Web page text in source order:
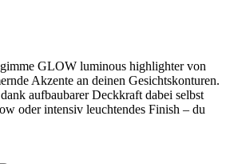
GLOW luminous highlighter von
Akzente an deinen Gesichtskonturen.
aufbaubarer Deckkraft dabei selbst
oder intensiv leuchtendes Finish – du